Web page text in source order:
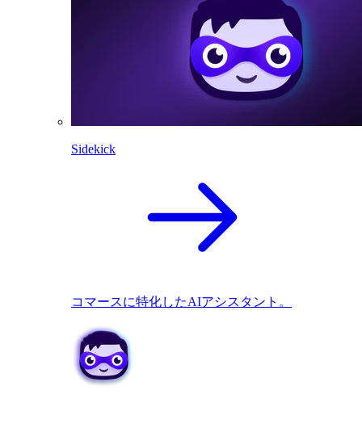
Sidekick
コマースに特化したAIアシスタント。